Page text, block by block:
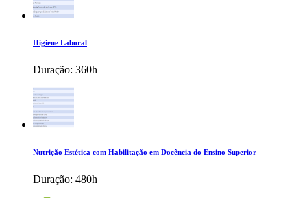
Higiene Laboral
Duração: 360h
Nutrição Estética com Habilitação em Docência do Ensino Superior
Duração: 480h